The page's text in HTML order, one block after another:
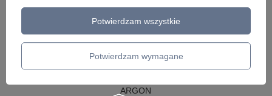
PRODUCENCI
AZZARDO
ITALUX
ARGON
Potwierdzam wymagane
Potwierdzam wszystkie